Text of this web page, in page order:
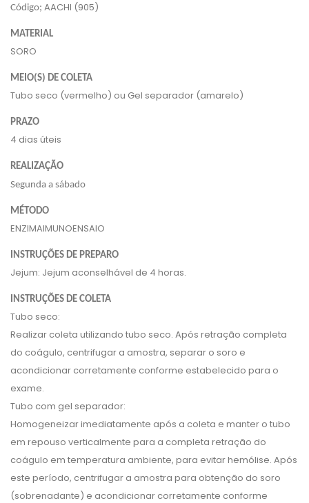
Código; AACHI (905)
MATERIAL
SORO
MEIO(S) DE COLETA
Tubo seco (vermelho) ou Gel separador (amarelo)
PRAZO
4 dias úteis
REALIZAÇÃO
Segunda a sábado
MÉTODO
ENZIMAIMUNOENSAIO
INSTRUÇÕES DE PREPARO
Jejum: Jejum aconselhável de 4 horas.
INSTRUÇÕES DE COLETA
Tubo seco:
Realizar coleta utilizando tubo seco. Após retração completa
do coágulo, centrifugar a amostra, separar o soro e
acondicionar corretamente conforme estabelecido para o
exame.
Tubo com gel separador:
Homogeneizar imediatamente após a coleta e manter o tubo
em repouso verticalmente para a completa retração do
coágulo em temperatura ambiente, para evitar hemólise. Após
este período, centrifugar a amostra para obtenção do soro
(sobrenadante) e acondicionar corretamente conforme